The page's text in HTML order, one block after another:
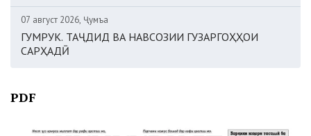
07 август 2026, Ҷумъа
ГУМРУК. ТАҶДИД ВА НАВСОЗИИ ГУЗАРГОҲҲОИ
САРҲАДӢ
PDF